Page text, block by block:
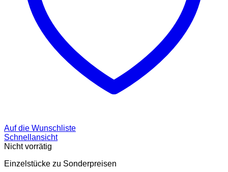
Auf die Wunschliste
Schnellansicht
Nicht vorrätig
Einzelstücke zu Sonderpreisen